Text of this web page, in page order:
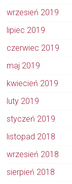
wrzesień 2019
lipiec 2019
czerwiec 2019
maj 2019
kwiecień 2019
luty 2019
styczeń 2019
listopad 2018
wrzesień 2018
sierpień 2018